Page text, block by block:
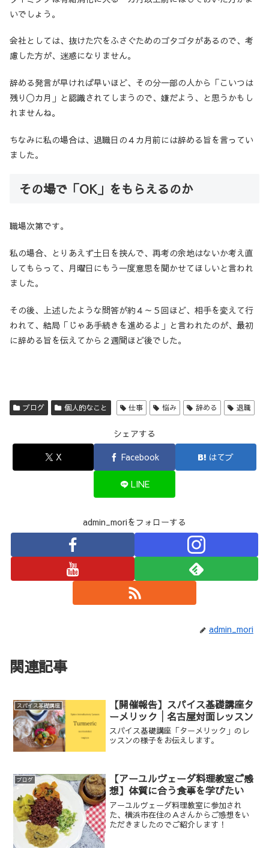
いでしょう。
会社としては、抜けた穴をふさぐためのゴタゴタがあるので、考
慮した方が、迷惑になりません。
辞める発言が早ければ早いほど、その分一部の人から「こいつは
残り〇カ月」と認識されてしまうので、嫌だよう、と思うかもし
れませんね。
ちなみに私の場合は、退職日の４カ月前には辞める旨を言ってい
ました。
その場で「OK」をもらえるのか
職場次第です。
私の場合、とりあえず土日を挟んで、再考の余地はないか考え直
してもらって、月曜日にもう一度意思を聞かせてほしいと言われ
ました。
その後、上述したような問答が約４～５回ほど、相手を変えて行
われて、結局「じゃあ手続きを進めるよ」と言われたのが、最初
に辞める旨を伝えてから２週間ほど後でした。
ブログ 個人的なこと 仕事 悩み 辞める 退職
シェアする
X
Facebook はてブ
LINE
admin_moriをフォローする
admin_mori
関連記事
スパイス基礎講座
【開催報告】スパイス基礎講座タ
ーメリック│名古屋対面レッスン
スパイス基礎講座「ターメリック」のレ
ッスンの様子をお伝えします。
ブログ
【アーユルヴェーダ料理教室ご感
想】体質に合う食事を学びたい
アーユルヴェーダ料理教室に参加され
た、横浜市在住のＡさんからご感想をい
ただきましたのでご紹介します！